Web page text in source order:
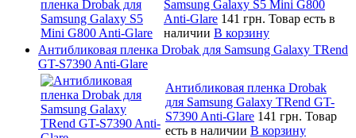
Samsung Galaxy S5 Mini G800
Anti-Glare 141 грн. Товар есть в
наличии В корзину
Антибликовая пленка Drobak для Samsung Galaxy TRend
GT-S7390 Anti-Glare
Антибликовая пленка Drobak
для Samsung Galaxy TRend GT-
S7390 Anti-Glare 141 грн. Товар
есть в наличии В корзину